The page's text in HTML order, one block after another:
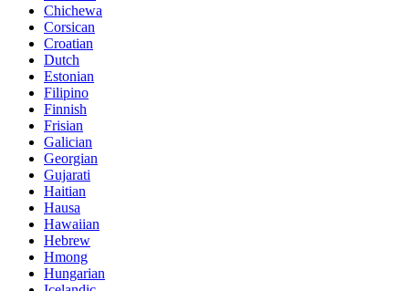
Chichewa
Corsican
Croatian
Dutch
Estonian
Filipino
Finnish
Frisian
Galician
Georgian
Gujarati
Haitian
Hausa
Hawaiian
Hebrew
Hmong
Hungarian